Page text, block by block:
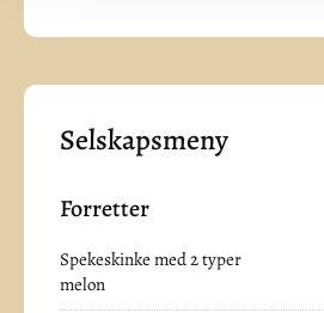
Selskapsmeny
Forretter
Spekeskinke med 2 typer
melon